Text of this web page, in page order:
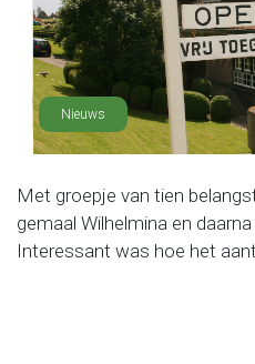
Nieuws
Met groepje van tien
gemaal Wilhelmina en
Interessant was hoe het